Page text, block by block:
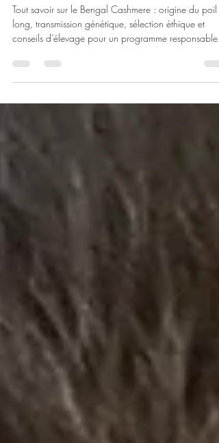
génétique, sélection et élevage
responsable
Tout savoir sur le Bengal Cashmere : origine du poil
long, transmission génétique, sélection éthique et
conseils d’élevage pour un programme responsable.